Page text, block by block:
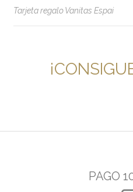
Tarjeta regalo Vanitas Espai
PAGO